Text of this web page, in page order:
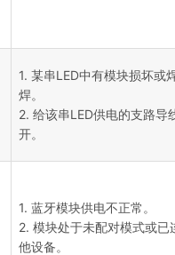
1. 某串LED中有模块损坏或
焊。
2. 给该串LED供电的支路导
开。
1. 蓝牙模块供电不正常。
2. 模块处于未配对模式或已
他设备。